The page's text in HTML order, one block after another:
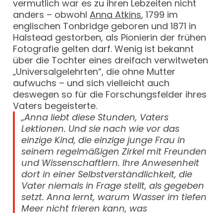
vermutlich war es zu ihren Lebzeiten nicht
anders – obwohlAnna Atkins, 1799 im
englischen Tonbridge geboren und 1871 in
Halstead gestorben, als Pionierin der frühen
Fotografie gelten darf. Wenig ist bekannt
über die Tochter eines dreifach verwitweten
„Universalgelehrten“, die ohne Mutter
aufwuchs – und sich vielleicht auch
deswegen so für die Forschungsfelder ihres
Vaters begeisterte.
„Anna liebt diese Stunden, Vaters
Lektionen. Und sie nach wie vor das
einzige Kind, die einzige junge Frau in
seinem regelmäßigen Zirkel mit Freunden
und Wissenschaftlern. Ihre Anwesenheit
dort in einer Selbstverständlichkeit, die
Vater niemals in Frage stellt, als gegeben
setzt. Anna lernt, warum Wasser im tiefen
Meer nicht frieren kann, was